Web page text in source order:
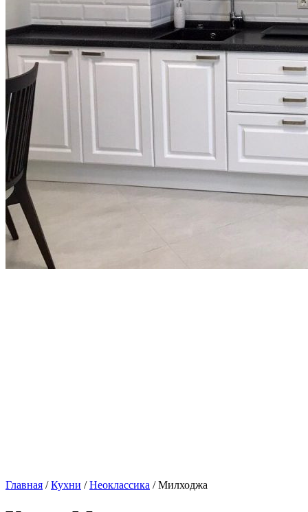
Главная /Кухни /Неоклассика / Милходжа